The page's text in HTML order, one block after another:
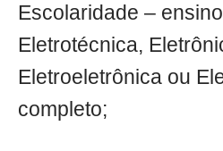
Escolaridade –
Eletrotécnica,
Eletroeletrônica ou
completo;